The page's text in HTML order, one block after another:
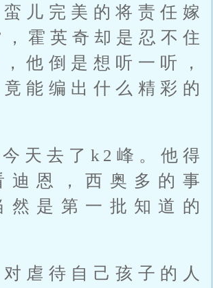
儿完美的将责任嫁
霍英奇却是忍不住
他倒是想听一听，
能编出什么精彩的
天去了k2峰。他得
迪恩，西奥多的事
然是第一批知道的
虐待自己孩子的人